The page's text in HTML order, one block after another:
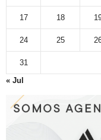
17 18
24 25
31
« Jul